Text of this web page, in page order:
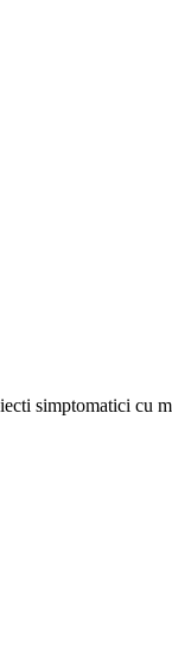
simptomatici cu